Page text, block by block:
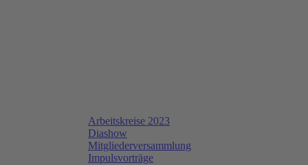
Arbeitskreise 2023
Diashow
Mitgliederversammlung
Impulsvorträge